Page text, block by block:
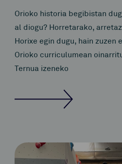
Orioko historia begibistan
al diogu? Horretarako,
Horixe egin dugu, hain zuzen
Orioko curriculumean
Ternua izeneko